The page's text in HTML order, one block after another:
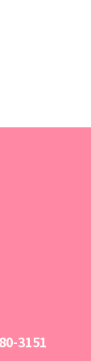
3151